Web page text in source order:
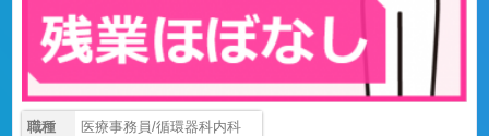
職種 医療事務員/循環器科内科